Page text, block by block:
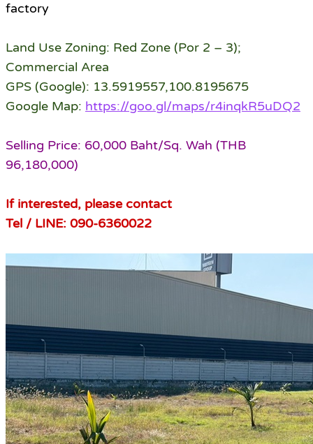
factory
Land Use Zoning: Red Zone (Por 2 – 3);
Commercial Area
GPS (Google): 13.5919557,100.8195675
Google Map: https://goo.gl/maps/r4inqkR5uDQ2
Selling Price: 60,000 Baht/Sq. Wah (THB
96,180,000)
If interested, please contact
Tel / LINE: 090-6360022